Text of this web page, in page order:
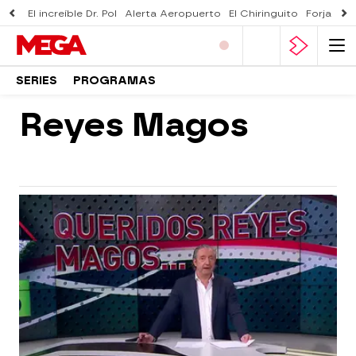
El increíble Dr. Pol Alerta Aeropuerto El Chiringuito Forjado
SERIES PROGRAMAS
Reyes Magos